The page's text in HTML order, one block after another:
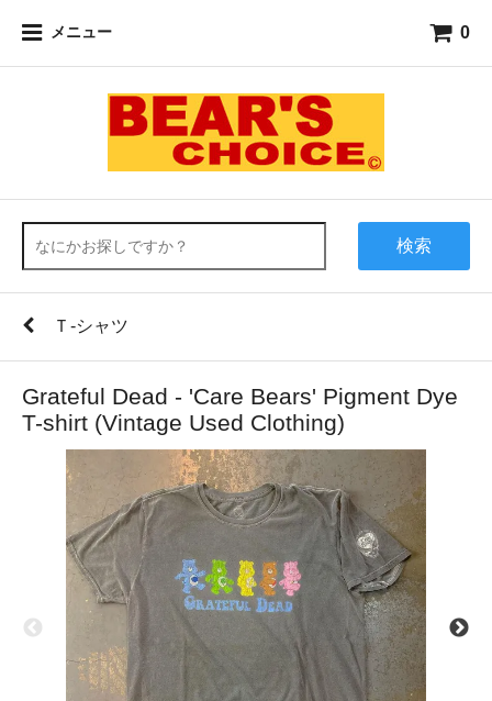
メニュー 0
検索
Ｔ-シャツ
Grateful Dead - 'Care Bears' Pigment Dye
T-shirt (Vintage Used Clothing)